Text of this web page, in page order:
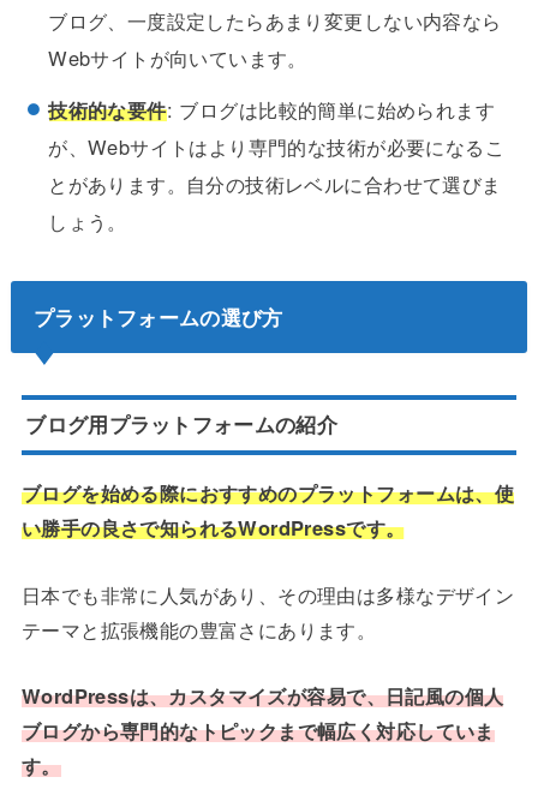
ブログ、一度設定したらあまり変更しない内容なら
Webサイトが向いています。
技術的な要件: ブログは比較的簡単に始められます
が、Webサイトはより専門的な技術が必要になるこ
とがあります。自分の技術レベルに合わせて選びま
しょう。
プラットフォームの選び方
ブログ用プラットフォームの紹介
ブログを始める際におすすめのプラットフォームは、使
い勝手の良さで知られるWordPressです。
日本でも非常に人気があり、その理由は多様なデザイン
テーマと拡張機能の豊富さにあります。
WordPressは、カスタマイズが容易で、日記風の個人
ブログから専門的なトピックまで幅広く対応していま
す。